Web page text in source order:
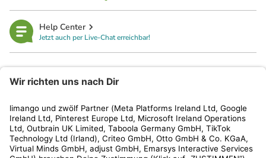
Help Center
Jetzt auch per Live-Chat erreichbar!
Kundenservice
Shop